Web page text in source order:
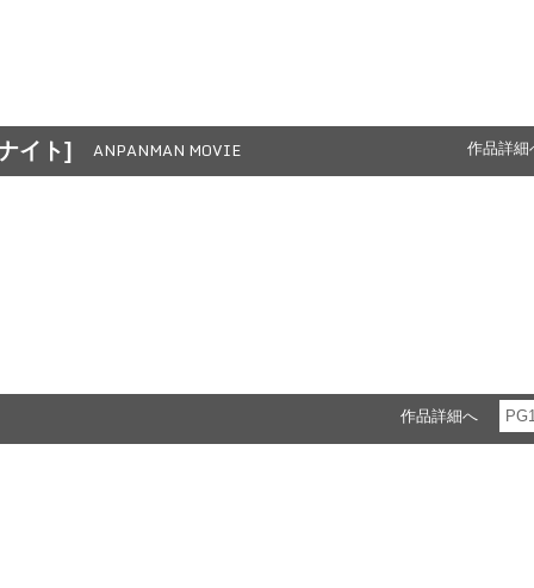
イト] ANPANMAN MOVIE 作品詳細
作品詳細へ